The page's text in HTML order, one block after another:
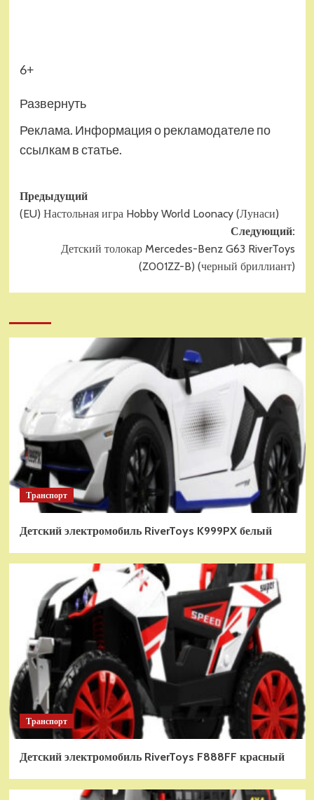
6+
Развернуть
Реклама. Информация о рекламодателе по
ссылкам в статье.
Навигация
записи
Предыдущий
(EU) Настольная игра Hobby World Loonacy (Лунаси)
Следующий:
Детский толокар Mercedes-Benz G63 RiverToys
(Z001ZZ-B) (черный бриллиант)
Транспорт
Детский электромобиль RiverToys K999PX белый
Транспорт
Детский электромобиль RiverToys F888FF красный